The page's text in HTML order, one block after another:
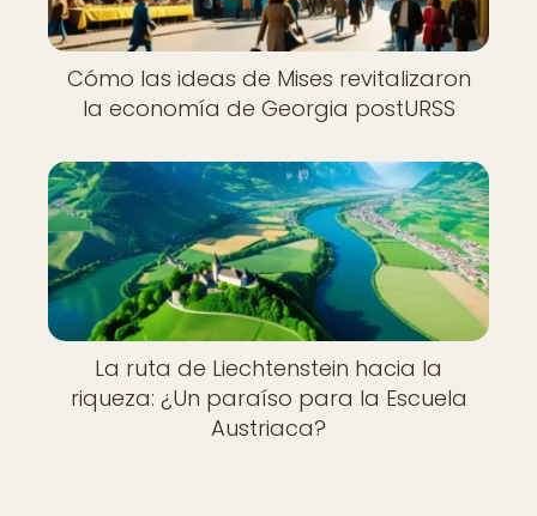
Cómo las ideas de Mises revitalizaron
la economía de Georgia postURSS
La ruta de Liechtenstein hacia la
riqueza: ¿Un paraíso para la Escuela
Austriaca?